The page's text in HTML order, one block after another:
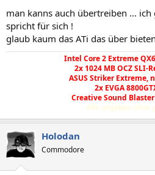
man kanns auch übertreiben ...
spricht für sich !
glaub kaum das ATi das über
Intel Core 2 Extreme
2x 1024 MB OCZ SLI-
ASUS Striker Extreme,
2x EVGA
Creative Sound
Alle angaben ohne
Holodan
Commodore